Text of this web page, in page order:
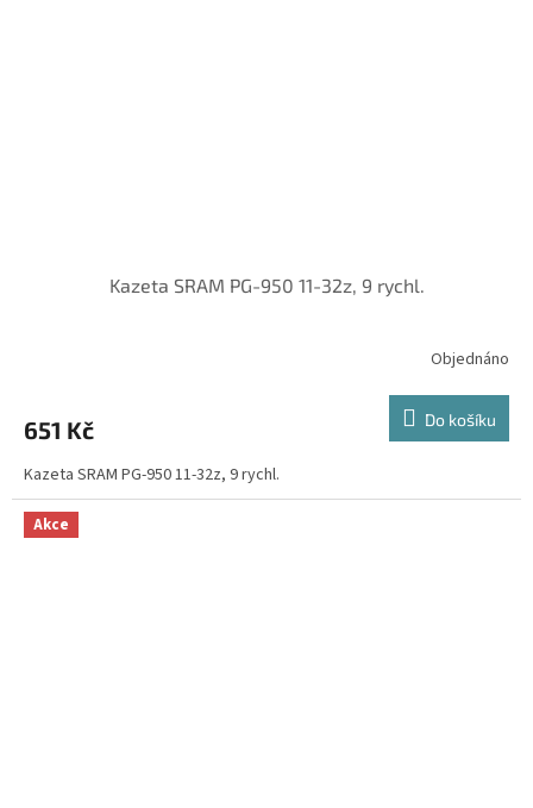
Kazeta SRAM PG-950 11-32z, 9 rychl.
Objednáno
651 Kč Do košíku
Kazeta SRAM PG-950 11-32z, 9 rychl.
Akce